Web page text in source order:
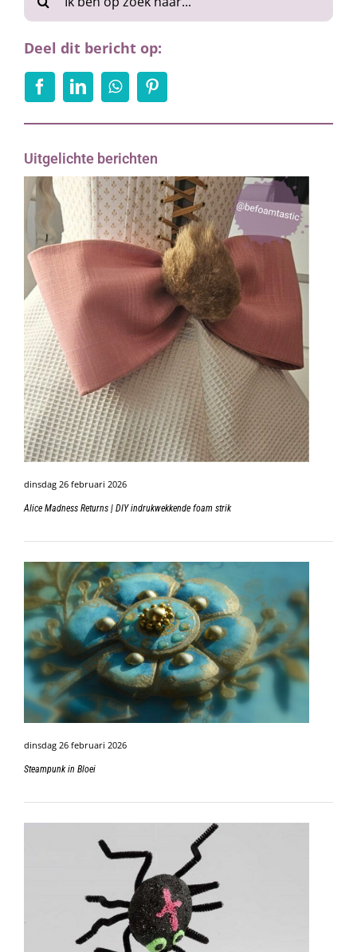
naar:
Deel dit bericht op:
Uitgelichte berichten
dinsdag 26 februari 2026
Alice Madness Returns | DIY indrukwekkende foam strik
dinsdag 26 februari 2026
Steampunk in Bloei